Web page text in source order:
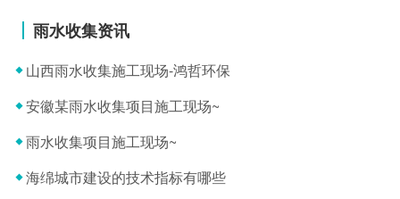
雨水收集资讯
山西雨水收集施工现场-鸿哲环保
安徽某雨水收集项目施工现场~
雨水收集项目施工现场~
海绵城市建设的技术指标有哪些